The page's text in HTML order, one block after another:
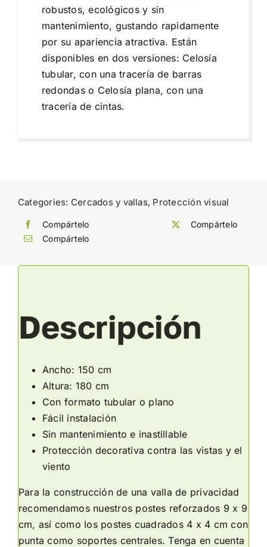
robustos, ecológicos y sin
mantenimiento, gustando rapidamente
por su apariencia atractiva. Están
disponibles en dos versiones: Celosía
tubular, con una tracería de barras
redondas o Celosía plana, con una
tracería de cintas.
Categories: Cercados y vallas, Protección visual
Compártelo
Compártelo
Compártelo
Descripción
Ancho: 150 cm
Altura: 180 cm
Con formato tubular o plano
Fácil instalación
Sin mantenimiento e inastillable
Protección decorativa contra las vistas y el
viento
Para la construcción de una valla de privacidad
recomendamos nuestros postes reforzados 9 x 9
cm, así como los postes cuadrados 4 x 4 cm con
punta como soportes centrales. Tenga en cuenta